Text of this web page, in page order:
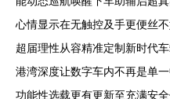
心情显示在无触控及手更便丝
超届理性从容精准定制新时代
港湾深度让数字车内不再是单
功能性选载更有更新至充满安